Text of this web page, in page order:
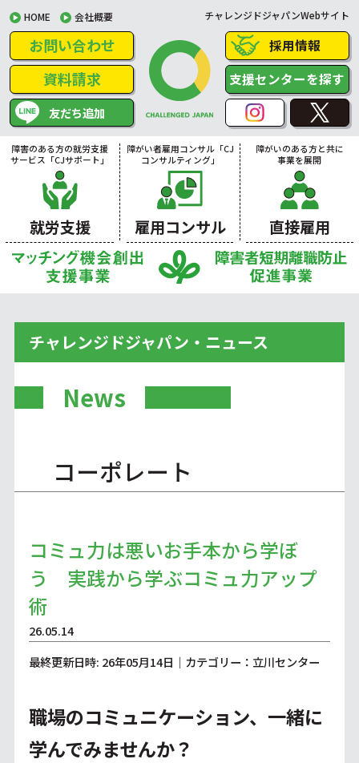
HOME 会社概要 チャレンジドジャパンWebサイト
お問い合わせ
資料請求
友だち追加
採用情報
支援センターを探す
障害のある方の就労支援
サービス「CJサポート」
就労支援
障がい者雇用コンサル「CJ
コンサルティング」
雇用コンサル
障がいのある方と共に
事業を展開
直接雇用
チャレンジドジャパン・ニュース
News
コーポレート
コミュ力は悪いお手本から学ぼ
う 実践から学ぶコミュ力アップ
術
26.05.14
最終更新日時: 26年05月14日｜カテゴリー：立川センター
職場のコミュニケーション、一緒に
学んでみませんか？